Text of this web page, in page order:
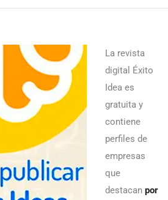
La revista
digital Éxito
Idea es
gratuita y
contiene
perfiles de
empresas
que
destacan por